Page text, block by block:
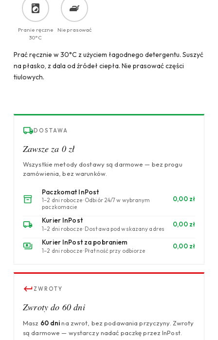
Pranie ręczne
30°C
Nie prasować
Prać ręcznie w 30°C z użyciem łagodnego detergentu. Suszyć
na płasko, z dala od źródeł ciepła. Nie prasować części
tiulowych.
DOSTAWA
Zawsze za 0 zł
Wszystkie metody dostawy są darmowe — bez progu
zamówienia, bez warunków.
Paczkomat InPost
1–2 dni robocze · Odbiór 24/7 w wybranym
paczkomacie
0,00 zł
Kurier InPost
1–2 dni robocze · Dostawa pod wskazany adres
0,00 zł
Kurier InPost za pobraniem
1–2 dni robocze · Płatność przy odbiorze
0,00 zł
ZWROTY
Zwroty do 60 dni
Masz 60 dnina zwrot, bez podawania przyczyny. Zwroty
są darmowe — wystarczy nadać paczkę przez InPost.